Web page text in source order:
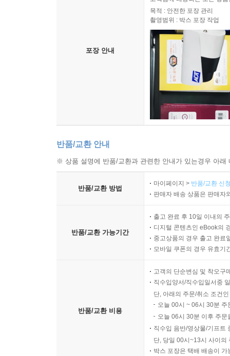
포장 안내
목적 : 안전한 포장 관리
촬영범위 : 박스 포장 작업
반품/교환 안내
※ 상품 설명에 반품/교환과 관련한 안내가 있는경우 아
반품/교환 방법
마이페이지 > 반품/교환 신
판매자 배송 상품은 판매자
반품/교환 가능기간
출고 완료 후 10일 이내의
디지털 콘텐츠인 eBook의
중고상품의 경우 출고 완료
모바일 쿠폰의 경우 유효기
반품/교환 비용
고객의 단순변심 및 착오구
직수입양서/직수입일서중
단, 아래의 주문/취소 조건
오늘 00시 ~ 06시 30분
오늘 06시 30분 이후 주
직수입 음반/영상물/기프트
단, 당일 00시~13시 사이의
박스 포장은 택배 배송이